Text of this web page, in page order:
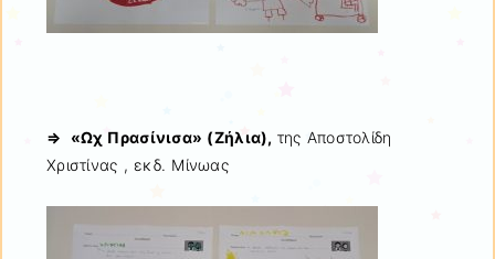
⇒ «Ωχ Πρασίνισα» (Ζήλια), της Αποστολίδη
Χριστίνας , εκδ. Μίνωας